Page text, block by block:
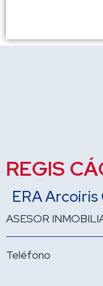
REGIS
ERA
ASESOR
Teléfono